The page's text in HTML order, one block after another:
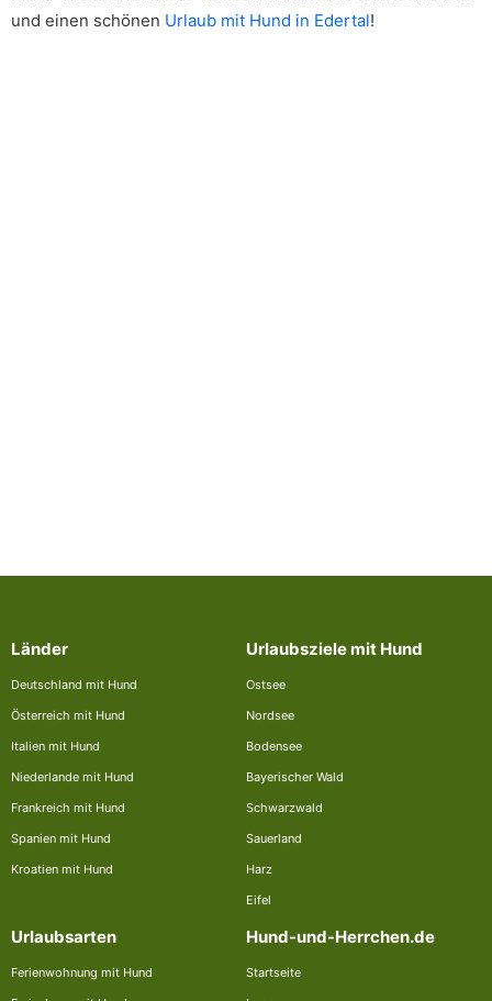
und einen schönen Urlaub mit Hund in Edertal!
Länder
Deutschland mit Hund
Österreich mit Hund
Italien mit Hund
Niederlande mit Hund
Frankreich mit Hund
Spanien mit Hund
Kroatien mit Hund
Urlaubsziele mit Hund
Ostsee
Nordsee
Bodensee
Bayerischer Wald
Schwarzwald
Sauerland
Harz
Eifel
Urlaubsarten
Ferienwohnung mit Hund
Hund-und-Herrchen.de
Startseite